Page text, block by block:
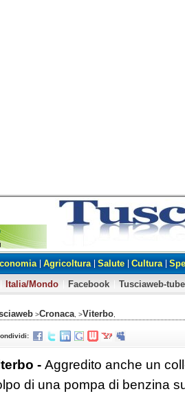
Agricoltura Salute Cultura
Italia/Mondo Facebook Tusciaweb-tube
>Cronaca , >Viterbo
- Aggredito anche un
di una pompa di benzina